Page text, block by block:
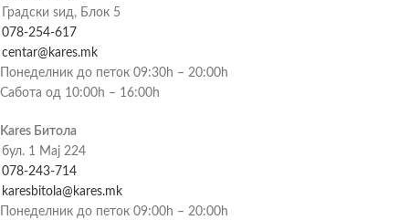
Градски ѕид, Блок 5
078-254-617
centar@kares.mk
Понеделник до петок 09:30h – 20:00h
Сабота од 10:00h – 16:00h
Kares Битола
бул. 1 Мај 224
078-243-714
karesbitola@kares.mk
Понеделник до петок 09:00h – 20:00h